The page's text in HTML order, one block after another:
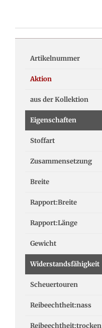
Artikelnummer
Aktion
aus der Kollektion
Eigenschaften
Stoffart
Zusammensetzung
Breite
Rapport:Breite
Rapport:Länge
Gewicht
Widerstandsfähigkeit
Scheuertouren
Reibeechtheit:nass
Reibeechtheit:trocken